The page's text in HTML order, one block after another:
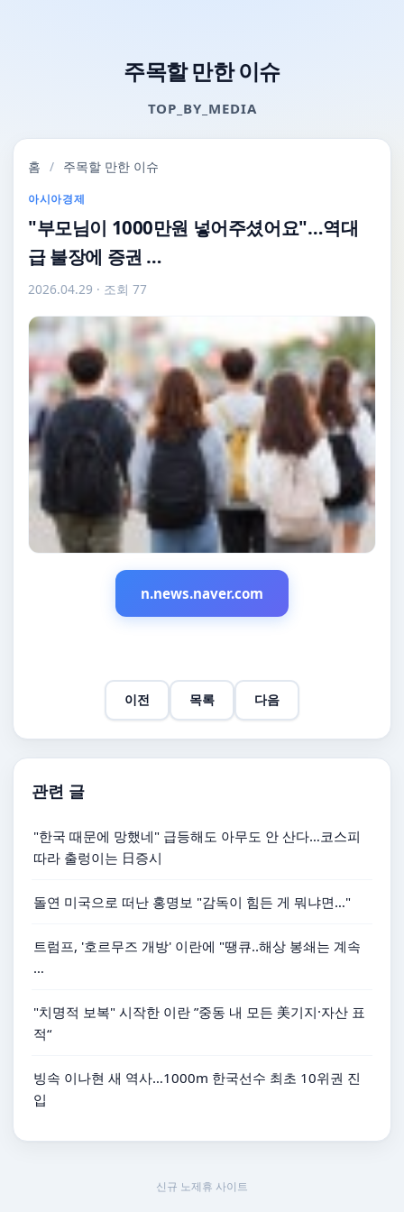
주목할 만한 이슈
TOP_BY_MEDIA
홈 / 주목할 만한 이슈
아시아경제
"부모님이 1000만원 넣어주셨어요"…역대
급 불장에 증권 …
2026.04.29 · 조회 77
n.news.naver.com
이전 목록 다음
관련 글
"한국 때문에 망했네" 급등해도 아무도 안 산다…코스피
따라 출렁이는 日증시
돌연 미국으로 떠난 홍명보 "감독이 힘든 게 뭐냐면…"
트럼프, '호르무즈 개방' 이란에 "땡큐‥해상 봉쇄는 계속
…
"치명적 보복" 시작한 이란 ”중동 내 모든 美기지·자산 표
적“
빙속 이나현 새 역사…1000m 한국선수 최초 10위권 진
입
신규 노제휴 사이트